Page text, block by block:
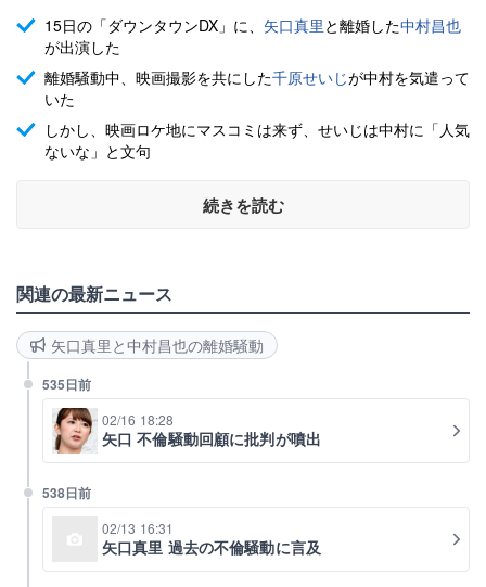
15日の「ダウンタウンDX」に、 矢口真里 と離婚した中村昌也
が出演した
離婚騒動中、映画撮影を共にした千原せいじが中村を気遣って
いた
しかし、映画ロケ地にマスコミは来ず、せいじは中村に「人気
ないな」と文句
続きを読む
関連の最新ニュース
矢口真里と中村昌也の離婚騒動
535日前
02/16 18:28
矢口 不倫騒動回顧に批判が噴出
538日前
02/13 16:31
矢口真里 過去の不倫騒動に言及